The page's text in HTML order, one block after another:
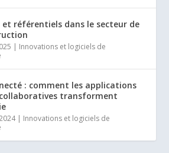
et référentiels dans le secteur de
| Innovations et logiciels de
: comment les applications
transforment
| Innovations et logiciels de